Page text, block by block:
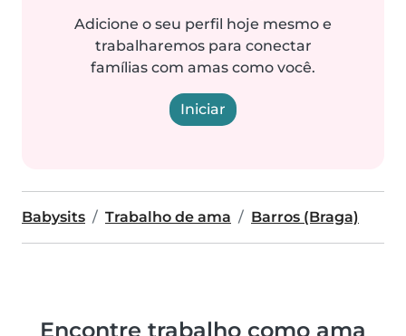
Adicione o seu perfil hoje mesmo e
trabalharemos para conectar
famílias com amas como você.
Iniciar
Babysits Trabalho de ama Barros (Braga)
Encontre trabalho como ama